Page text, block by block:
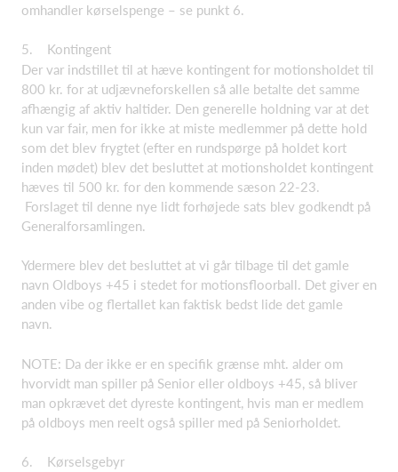
omhandler kørselspenge – se punkt 6.
5. Kontingent
Der var indstillet til at hæve kontingent for motionsholdet til
800 kr. for at udjævneforskellen så alle betalte det samme
afhængig af aktiv haltider. Den generelle holdning var at det
kun var fair, men for ikke at miste medlemmer på dette hold
som det blev frygtet (efter en rundspørge på holdet kort
inden mødet) blev det besluttet at motionsholdet kontingent
hæves til 500 kr. for den kommende sæson 22-23.
Forslaget til denne nye lidt forhøjede sats blev godkendt på
Generalforsamlingen.
Ydermere blev det besluttet at vi går tilbage til det gamle
navn Oldboys +45 i stedet for motionsfloorball. Det giver en
anden vibe og flertallet kan faktisk bedst lide det gamle
navn.
NOTE: Da der ikke er en specifik grænse mht. alder om
hvorvidt man spiller på Senior eller oldboys +45, så bliver
man opkrævet det dyreste kontingent, hvis man er medlem
på oldboys men reelt også spiller med på Seniorholdet.
6. Kørselsgebyr